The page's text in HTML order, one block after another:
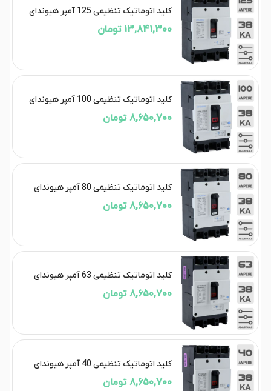
کلید اتوماتیک تنظیمی 125 آمپر هیوندای
13,841,300 تومان
کلید اتوماتیک تنظیمی 100 آمپر هیوندای
8,650,700 تومان
کلید اتوماتیک تنظیمی 80 آمپر هیوندای
8,650,700 تومان
کلید اتوماتیک تنظیمی 63 آمپر هیوندای
8,650,700 تومان
کلید اتوماتیک تنظیمی 40 آمپر هیوندای
8,650,700 تومان